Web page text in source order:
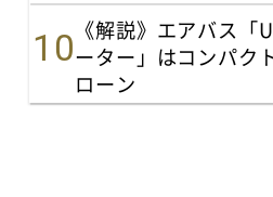
《解説》エアバス「
ーター」はコンパク
ローン